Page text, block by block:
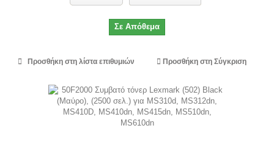
Σε Απόθεμα
Προσθήκη στη λίστα επιθυμιών Προσθήκη στη Σύγκριση